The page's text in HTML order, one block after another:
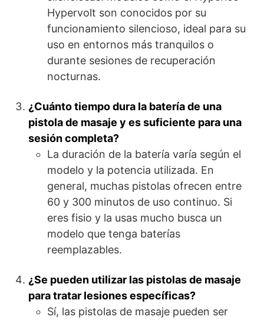
Hypervolt son conocidos por su
funcionamiento silencioso, ideal para su
uso en entornos más tranquilos o
durante sesiones de recuperación
nocturnas.
¿Cuánto tiempo dura la batería de una
pistola de masaje y es suficiente para una
sesión completa?
La duración de la batería varía según el
modelo y la potencia utilizada. En
general, muchas pistolas ofrecen entre
60 y 300 minutos de uso continuo. Si
eres fisio y la usas mucho busca un
modelo que tenga baterías
reemplazables.
¿Se pueden utilizar las pistolas de masaje
para tratar lesiones específicas?
Sí, las pistolas de masaje pueden ser